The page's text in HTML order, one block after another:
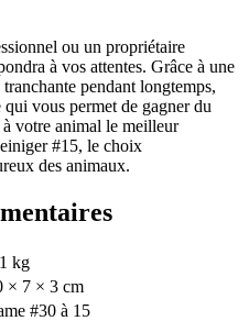
ou un propriétaire
à vos attentes. Grâce à une
pendant longtemps,
vous permet de gagner du
votre animal le meilleur
#15, le choix
des animaux.
kg
× 7 × 3 cm
#30 à 15